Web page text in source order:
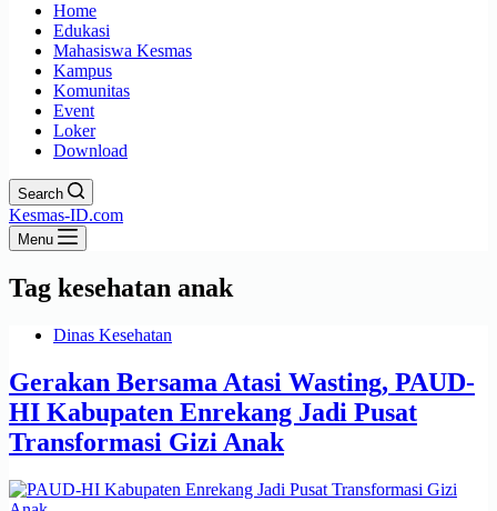
Home
Edukasi
Mahasiswa Kesmas
Kampus
Komunitas
Event
Loker
Download
Search
Kesmas-ID.com
Menu
Tag kesehatan anak
Dinas Kesehatan
Gerakan Bersama Atasi Wasting, PAUD-
HI Kabupaten Enrekang Jadi Pusat
Transformasi Gizi Anak